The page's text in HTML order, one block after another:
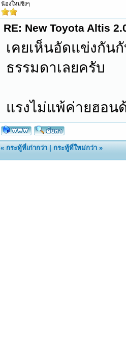
น้องใหม่ซิงๆ
RE: New Toyota Altis
เคยเห็นอัดแข่งกัน
ธรรมดาเลยครับ
แรงไม่แพ้ค่ายฮอน
«กระทู้ที่เก่ากว่า |กระทู้ที่ใหม่กว่า »